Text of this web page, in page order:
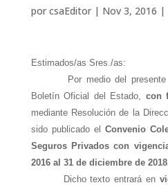
por csaEditor| Nov 3, 2016 |
Estimados/as Sres./as:
Por medio del presente
Boletín Oficial del Estado, con
mediante Resolución de la
sido publicado el Convenio
Seguros Privados con
2016 al 31 de diciembre de
Dicho texto entrará en